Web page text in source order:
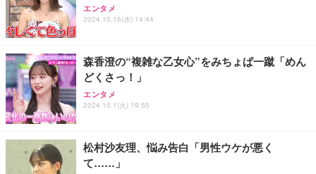
エンタメ
2024.10.16(水) 14:44
森香澄の“複雑な乙女心”をみちょぱ一蹴「めん
どくさっ！」
エンタメ
2024.10.1(火) 19:55
松村沙友理、悩み告白「男性ウケが悪く
て……」